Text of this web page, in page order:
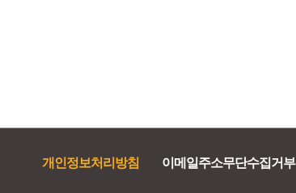
개인정보처리방침 이메일주소무단수집거부